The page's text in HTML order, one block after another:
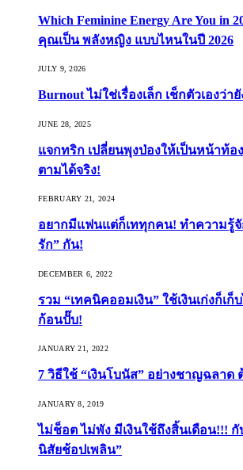
Which Feminine Energy Are You in
คุณเป็น พลังหญิง แบบไหนในปี 2026
JULY 9, 2026
Burnout ไม่ใช่เรื่องเล็ก เช็กตัวเองว่
JUNE 28, 2025
แจกทริก เปลี่ยนพุงป่องให้เป็นหน้าท้อ
ตามได้จริง!
FEBRUARY 21, 2024
อยากมีแฟนแต่ก็เททุกคน! ทำความรู้
รัก” กัน!
DECEMBER 6, 2022
รวม “เทคนิคออมเงิน” ใช้เงินเก่งก็เก็
ก้อนปั๊บ!
JANUARY 21, 2022
7 วิธีใช้ “เงินโบนัส” อย่างชาญฉลาด
JANUARY 8, 2019
ไม่ช็อต ไม่พัง มีเงินใช้ถึงสิ้นเดือน!!! กั
นิสัยช้อปเพลิน”